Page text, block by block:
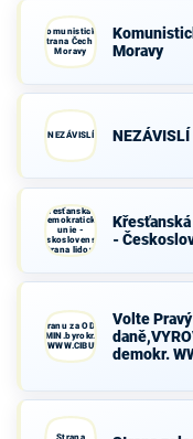
Komunistická
strana Čech a
Moravy
Moravy
NEZÁVISLÍ NEZÁVISLÍ
Křesťanská a
demokratická
unie -
Československá
strana lidová
-
Blok-stranu za ODVOLAT.polit.,NÍZKÉ
demokr. WWW.CIBULKA.NET
Volte
demokr.